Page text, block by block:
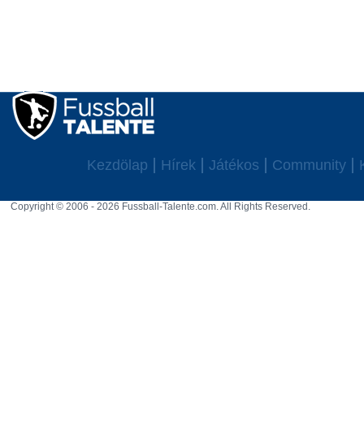
Kezdölap Hírek Játékos Community
Copyright © 2006 - 2026 Fussball-Talente.com. All Rights Reserved.